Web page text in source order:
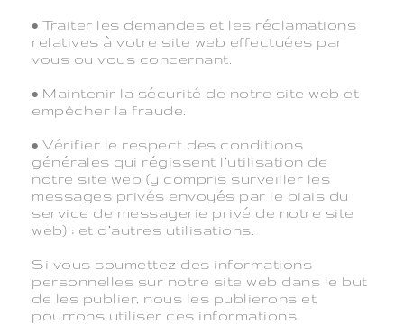
• Traiter les demandes et les réclamations
relatives à votre site web effectuées par
vous ou vous concernant.
• Maintenir la sécurité de notre site web et
empêcher la fraude.
• Vérifier le respect des conditions
générales qui régissent l’utilisation de
notre site web (y compris surveiller les
messages privés envoyés par le biais du
service de messagerie privé de notre site
web) ; et d’autres utilisations.
Si vous soumettez des informations
personnelles sur notre site web dans le but
de les publier, nous les publierons et
pourrons utiliser ces informations